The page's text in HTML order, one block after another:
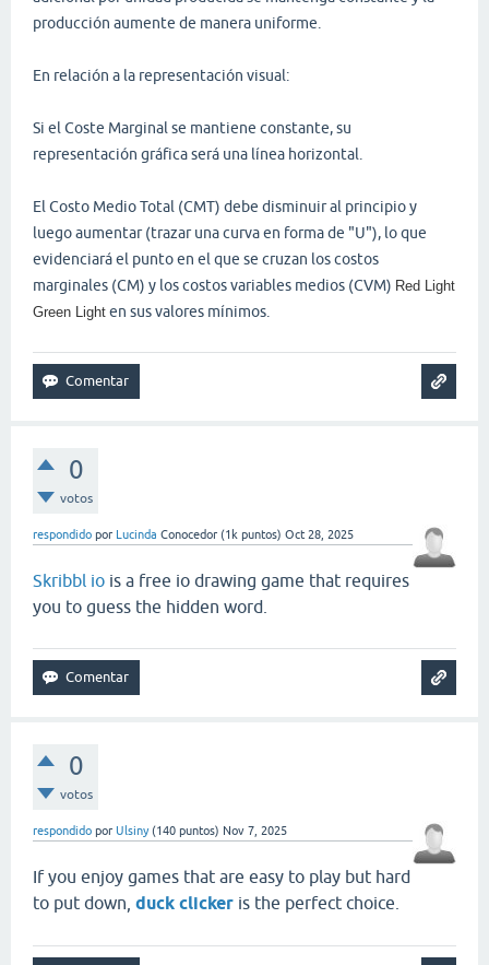
producción aumente de manera uniforme.
En relación a la representación visual:
Si el Coste Marginal se mantiene constante, su
representación gráfica será una línea horizontal.
El Costo Medio Total (CMT) debe disminuir al principio y
luego aumentar (trazar una curva en forma de "U"), lo que
evidenciará el punto en el que se cruzan los costos
marginales (CM) y los costos variables medios (CVM) Red Light
Green Light en sus valores mínimos.
0
votos
respondido por Lucinda Conocedor (1k puntos) Oct 28, 2025
Skribbl io is a free io drawing game that requires
you to guess the hidden word.
0
votos
respondido por Ulsiny (140 puntos) Nov 7, 2025
If you enjoy games that are easy to play but hard
to put down, duck clicker is the perfect choice.